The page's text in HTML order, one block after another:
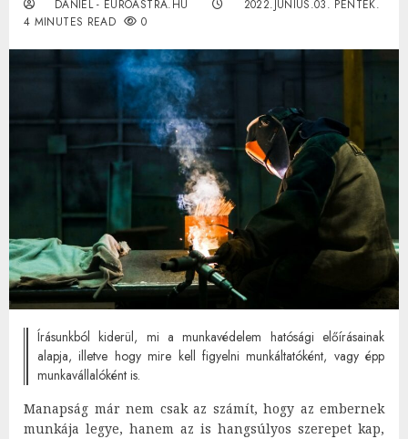
DANIEL - EUROASTRA.HU
2022.JÚNIUS.03. PÉNTEK.
4 MINUTES READ
0
Írásunkból kiderül, mi a munkavédelem hatósági előírásainak
alapja, illetve hogy mire kell figyelni munkáltatóként, vagy épp
munkavállalóként is.
Manapság már nem csak az számít, hogy az embernek
munkája legye, hanem az is hangsúlyos szerepet kap,